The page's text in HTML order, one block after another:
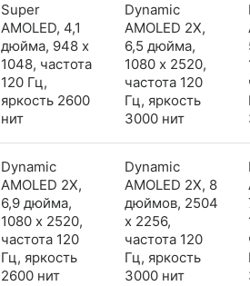
Super
AMOLED, 4,1
дюйма, 948 x
1048, частота
120 Гц,
яркость 2600
нит
Dynamic
AMOLED 2X,
6,5 дюйма,
1080 x 2520,
частота 120
Гц, яркость
3000 нит
Dynamic
AMOLED 2X,
6,9 дюйма,
1080 x 2520,
частота 120
Гц, яркость
2600 нит
Dynamic
AMOLED 2X, 8
дюймов, 2504
x 2256,
частота 120
Гц, яркость
3000 нит